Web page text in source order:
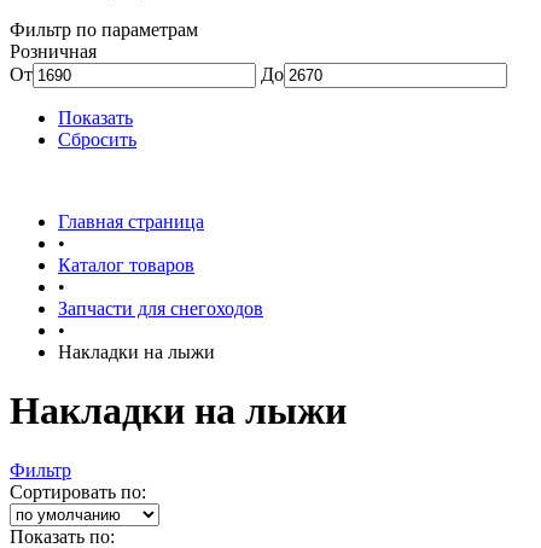
Фильтр по параметрам
Розничная
От
До
Показать
Сбросить
Главная страница
•
Каталог товаров
•
Запчасти для снегоходов
•
Накладки на лыжи
Накладки на лыжи
Фильтр
Сортировать по:
Показать по: